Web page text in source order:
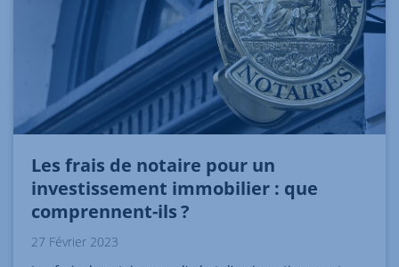
Les frais de notaire pour un
investissement immobilier : que
comprennent-ils ?
27 Février 2023